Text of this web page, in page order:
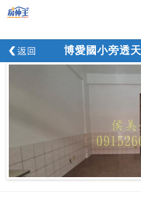
博愛國小旁透